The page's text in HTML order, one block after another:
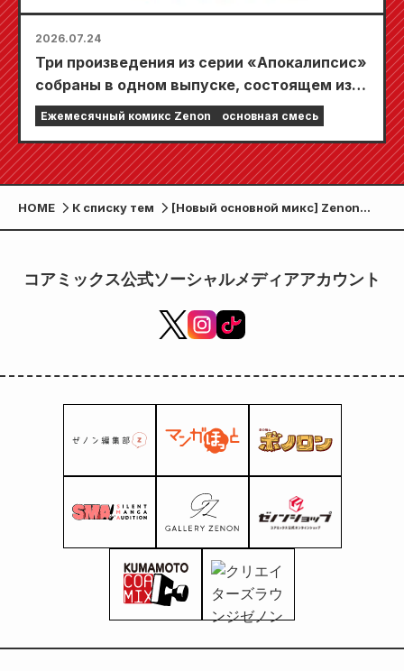
2026.07.24
Три произведения из серии «Апокалипсис»
собраны в одном выпуске, состоящем из 5
глав!! «Ежемесячный комикс Zenon,
сентябрьский выпуск 2026 года» поступит
в продажу 24 июля!!
Ежемесячный комикс Zenon основная смесь
HOME К списку тем
[Новый основной микс] Zenon
Comics выйдет в пятницу, 6
コアミックス公式ソーシャルメディアアカウント